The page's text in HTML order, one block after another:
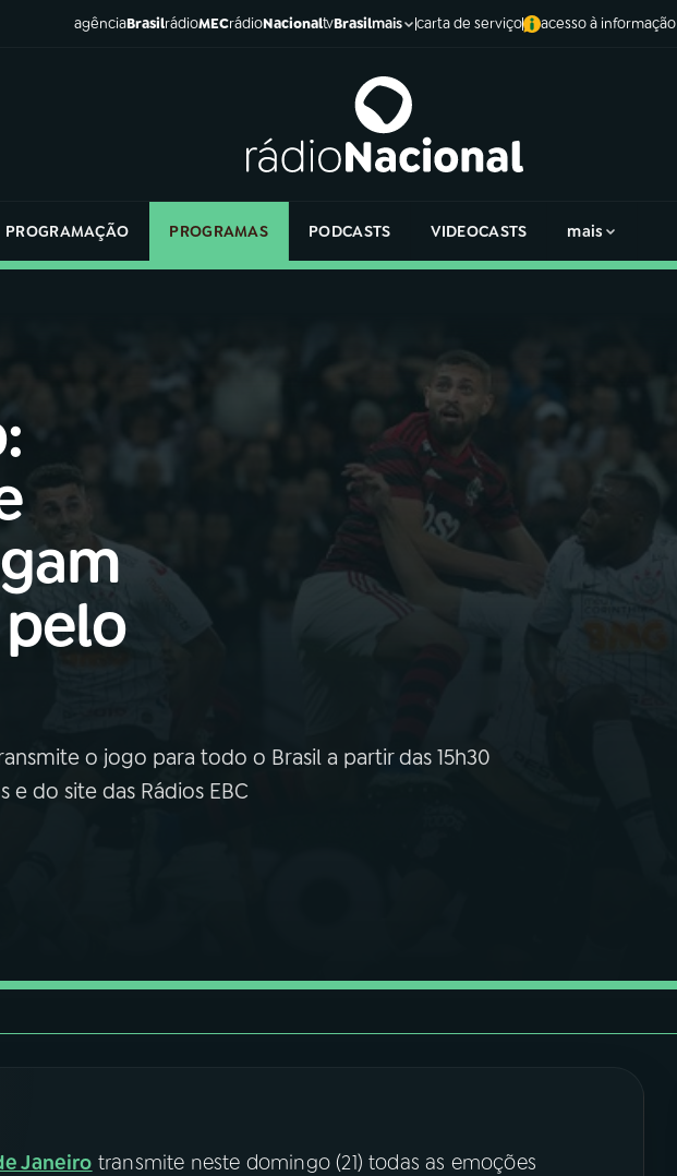
agênciaBrasilrádioMECrádioNacionaltvBrasilmais carta de serviço acesso à informação
PROGRAMAÇÃO PROGRAMAS PODCASTS VIDEOCASTS mais
o jogo para todo o Brasil a partir das 15h30
e do site das Rádios EBC
Janeiro transmite neste domingo (21) todas as emoções